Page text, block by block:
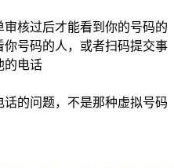
核过后才能看到你的号码的
号码的人，或者扫码提交事
的电话
的问题，不是那种虚拟号码